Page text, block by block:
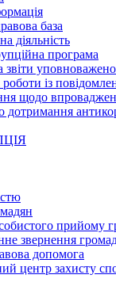
база
діяльність
програма
із
щодо
прийому
звернення
допомога
центр захисту